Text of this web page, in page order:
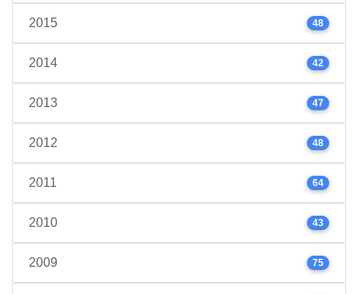
2015 48
2014 42
2013 47
2012 48
2011 64
2010 43
2009 75